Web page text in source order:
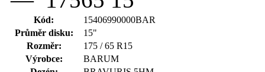
Kód:
15406990000BAR
Průměr disku:
15"
Rozměr:
175 / 65 R15
Výrobce:
BARUM